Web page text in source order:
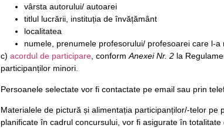
vârsta autorului/ autoarei
titlul lucrării, instituția de învățământ
localitatea
numele, prenumele profesorului/ profesoarei care l-a
c) acordul de participare, conformAnexei Nr. 2 la
participanților minori.
Persoanele selectate vor fi contactate pe email sau prin
Materialele de pictură și alimentația participanților/-telor pe
planificate în cadrul concursului, vor fi asigurate în totalitate